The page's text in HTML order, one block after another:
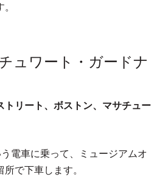
ュワート・ガードナ
リート、ボストン、マサチュー
電車に乗って、ミュージアムオ
で下車します。